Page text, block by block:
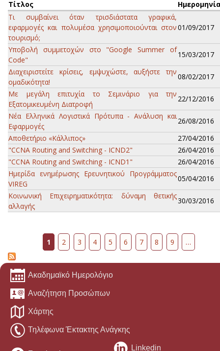
Τίτλος
Τι συμβαίνει όταν τρισδιάστατα γραφικά,
εφαρμογές και πολυμέσα χρησιμοποιούνται στον
τουρισμό;
01/09/2017
Υποβολή συμμετοχών στο "Google Summer of
Code"
15/03/2017
Διαχειριστείτε κρίσεις, εμψυχώστε, αυξήστε την
ομαδικότητα!
08/02/2017
Με μεγάλη επιτυχία το Σεμινάριο για την
Εξατομικευμένη Διατροφή
22/12/2016
Νέα Ελληνικά Λογιστικά Πρότυπα - Ανάλυση και
Εφαρμογές
26/08/2016
Αποθετήριο «Κάλλιπος»
27/04/2016
"CCNA Routing and Switching - ICND2"
26/04/2016
"CCNA Routing and Switching - ICND1"
26/04/2016
Ημερίδα ενημέρωσης Ερευνητικού Προγράμματος
VIREG
05/04/2016
Κοινωνική Επιχειρηματικότητα: δύναμη θετικής
αλλαγής
30/03/2016
1 2 3 4 5 6 7 8 9 …
Ακαδημαϊκό Ημερολόγιο
Αναζήτηση Προσώπων
Χάρτης
Τηλέφωνα Έκτακτης Ανάγκης
Linkedin